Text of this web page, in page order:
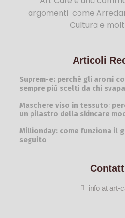
argomenti come
Cultura e
Articoli
Suprem-e: perché gli aromi
sempre più scelti da chi svapa
Maschere viso in tessuto:
un pilastro della skincare
Millionday: come funziona il
seguito
info at art-